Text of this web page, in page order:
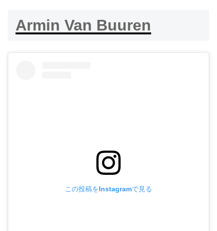
Armin Van Buuren
この投稿をInstagramで見る